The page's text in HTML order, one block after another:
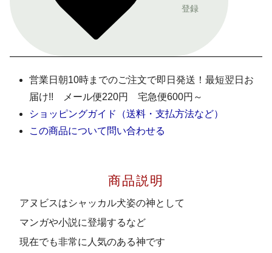
登録
営業日朝10時までのご注文で即日発送！最短翌日お
届け!! メール便220円 宅急便600円～
ショッピングガイド（送料・支払方法など）
この商品について問い合わせる
商品説明
アヌビスはシャッカル犬姿の神として
マンガや小説に登場するなど
現在でも非常に人気のある神です